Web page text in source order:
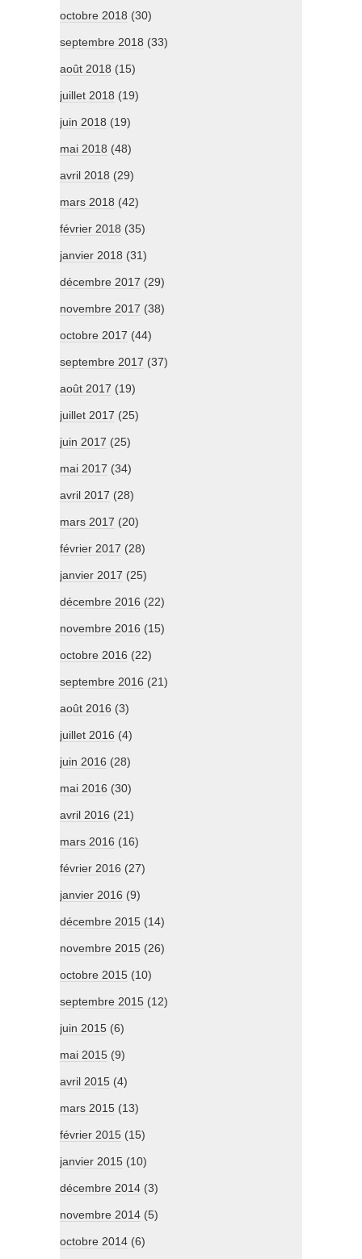
octobre 2018 (30)
septembre 2018 (33)
août 2018 (15)
juillet 2018 (19)
juin 2018 (19)
mai 2018 (48)
avril 2018 (29)
mars 2018 (42)
février 2018 (35)
janvier 2018 (31)
décembre 2017 (29)
novembre 2017 (38)
octobre 2017 (44)
septembre 2017 (37)
août 2017 (19)
juillet 2017 (25)
juin 2017 (25)
mai 2017 (34)
avril 2017 (28)
mars 2017 (20)
février 2017 (28)
janvier 2017 (25)
décembre 2016 (22)
novembre 2016 (15)
octobre 2016 (22)
septembre 2016 (21)
août 2016 (3)
juillet 2016 (4)
juin 2016 (28)
mai 2016 (30)
avril 2016 (21)
mars 2016 (16)
février 2016 (27)
janvier 2016 (9)
décembre 2015 (14)
novembre 2015 (26)
octobre 2015 (10)
septembre 2015 (12)
juin 2015 (6)
mai 2015 (9)
avril 2015 (4)
mars 2015 (13)
février 2015 (15)
janvier 2015 (10)
décembre 2014 (3)
novembre 2014 (5)
octobre 2014 (6)